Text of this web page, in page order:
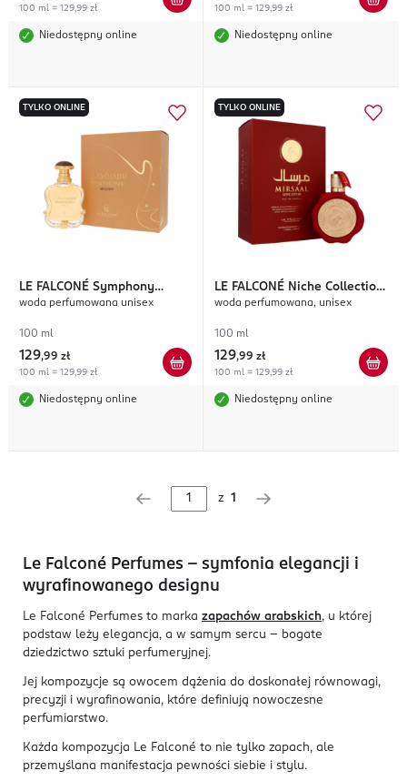
100 ml = 129,99 zł
Niedostępny online
100 ml = 129,99 zł
Niedostępny online
TYLKO ONLINE
LE FALCONÉ Symphony
Melody
woda perfumowana unisex
100 ml
129,99 zł
100 ml = 129,99 zł
Niedostępny online
TYLKO ONLINE
LE FALCONÉ Niche Collection
Mirsaal Love Letter
woda perfumowana, unisex
100 ml
129,99 zł
100 ml = 129,99 zł
Niedostępny online
z 1
Le Falconé Perfumes – symfonia elegancji i
wyrafinowanego designu
Le Falconé Perfumes to marka zapachów arabskich, u której
podstaw leży elegancja, a w samym sercu – bogate
dziedzictwo sztuki perfumeryjnej.
Jej kompozycje są owocem dążenia do doskonałej równowagi,
precyzji i wyrafinowania, które definiują nowoczesne
perfumiarstwo.
Każda kompozycja Le Falconé to nie tylko zapach, ale
przemyślana manifestacja pewności siebie i stylu.